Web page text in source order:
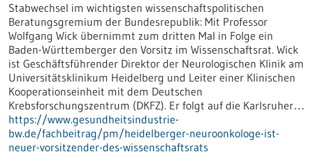
Stabwechsel im wichtigsten wissenschaftspolitischen
Beratungsgremium der Bundesrepublik: Mit Professor
Wolfgang Wick übernimmt zum dritten Mal in Folge ein
Baden-Württemberger den Vorsitz im Wissenschaftsrat. Wick
ist Geschäftsführender Direktor der Neurologischen Klinik am
Universitätsklinikum Heidelberg und Leiter einer Klinischen
Kooperationseinheit mit dem Deutschen
Krebsforschungszentrum (DKFZ). Er folgt auf die Karlsruher…
https://www.gesundheitsindustrie-
bw.de/fachbeitrag/pm/heidelberger-neuroonkologe-ist-
neuer-vorsitzender-des-wissenschaftsrats